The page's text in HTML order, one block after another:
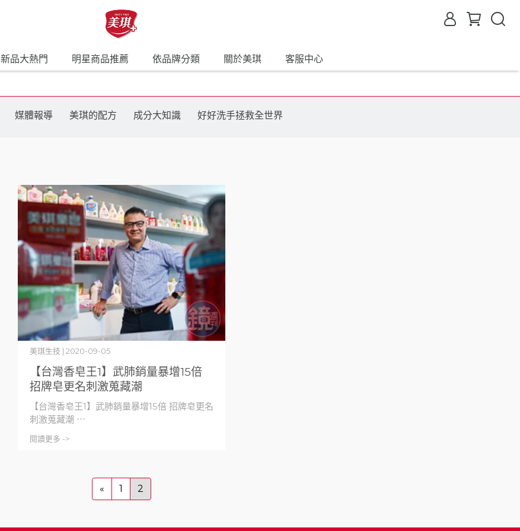
新品大熱門 明星商品推薦 依品牌分類 關於美琪 客服中心
媒體報導 美琪的配方 成分大知識 好好洗手拯救全世界
【台灣香皂王1】武肺銷量暴增15倍
招牌皂更名刺激蒐藏潮
美琪生技 | 2020-09-05
【台灣香皂王1】武肺銷量暴增15倍 招牌皂更名
刺激蒐藏潮 ⋯
閱讀更多 ->
« 1 2